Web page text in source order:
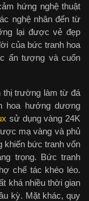
hứng nghệ thuật
nghệ nhân đến từ
lại được vẻ đẹp
của bức tranh hoa
ấn tượng và cuốn
thị trường làm từ đá
hoa hướng dương
sử dụng vàng 24K
mạ vàng và phủ
khiến bức tranh vốn
trọng. Bức tranh
chế tác khéo léo.
khá nhiều thời gian
kỳ. Mặt khác, quy